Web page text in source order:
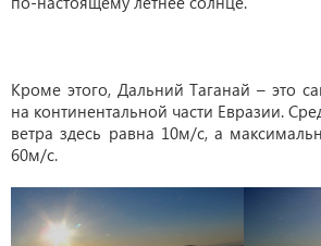
Кроме этого, Дальний Таганай – это
на континентальной части Евразии.
ветра здесь равна 10м/с, а
60м/с.